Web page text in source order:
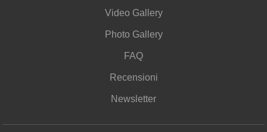
Video Gallery
Photo Gallery
FAQ
Recensioni
Newsletter